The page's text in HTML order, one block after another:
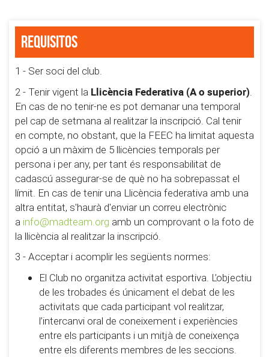
Requisitos
1 - Ser soci del club.
2 - Tenir vigent la Llicència Federativa (A o superior).
En cas de no tenir-ne es pot demanar una temporal
pel cap de setmana al realitzar la inscripció. Cal tenir
en compte, no obstant, que la FEEC ha limitat aquesta
opció a un màxim de 5 llicències temporals per
persona i per any, per tant és responsabilitat de
cadascú assegurar-se de què no ha sobrepassat el
límit. En cas de tenir una Llicència federativa amb una
altra entitat, s'haurà d'enviar un correu electrònic
a info@madteam.org amb un comprovant o la foto de
la llicència al realitzar la inscripció.
3 - Acceptar i acomplir les següents normes:
El Club no organitza activitat esportiva. L’objectiu
de les trobades és únicament el debat de les
activitats que cada participant vol realitzar,
l’intercanvi oral de coneixement i experiències
entre els participants i un mitjà de coneixença
entre els diferents membres de les seccions.